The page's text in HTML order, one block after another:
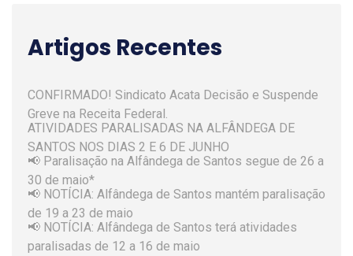
Artigos Recentes
CONFIRMADO! Sindicato Acata Decisão e Suspende
ATIVIDADES PARALISADAS NA ALFÂNDEGA DE
📢 Paralisação na Alfândega de Santos segue de 26 a
📢 NOTÍCIA: Alfândega de Santos mantém paralisação
📢 NOTÍCIA: Alfândega de Santos terá atividades